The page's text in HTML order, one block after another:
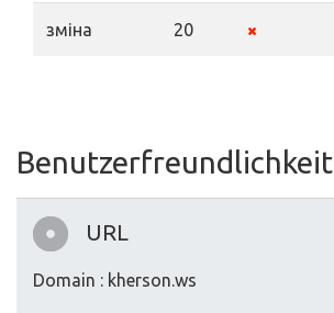
зміна 20
Benutzerfreundlichkeit
URL
Domain : kherson.ws